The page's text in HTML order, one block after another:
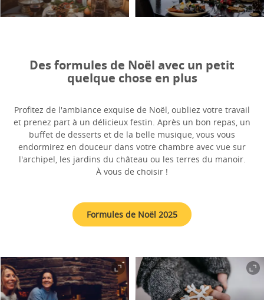
Des formules de Noël avec un petit
quelque chose en plus
Profitez de l'ambiance exquise de Noël, oubliez votre travail
et prenez part à un délicieux festin. Après un bon repas, un
buffet de desserts et de la belle musique, vous vous
endormirez en douceur dans votre chambre avec vue sur
l'archipel, les jardins du château ou les terres du manoir.
À vous de choisir !
Formules de Noël 2025